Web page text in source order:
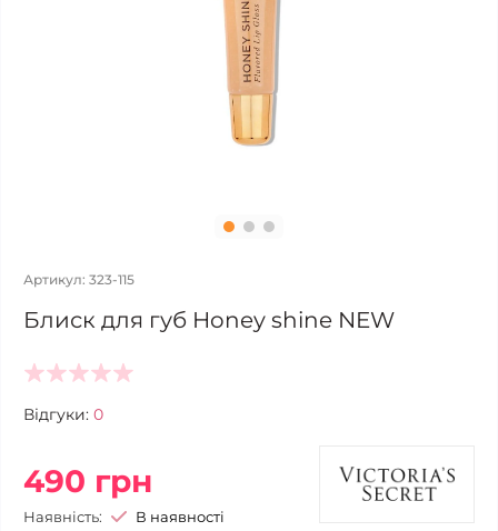
Артикул: 323-115
Блиск для губ Honey shine NEW
Відгуки: 0
490 грн
Наявність: В наявності